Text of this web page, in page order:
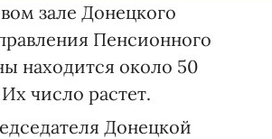
зале Донецкого
Пенсионного
находится около 50
число растет.
Донецкой